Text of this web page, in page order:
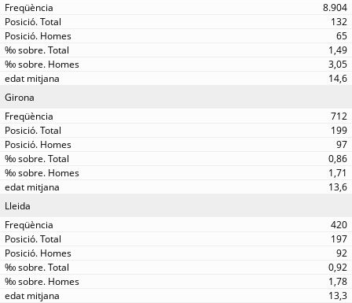
8.904
132
65
1,49
3,05
14,6
Girona
712
199
97
0,86
1,71
13,6
Lleida
420
197
92
0,92
1,78
13,3